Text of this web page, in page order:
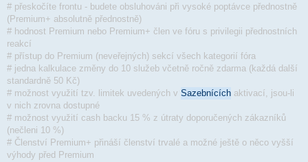
# přeskočíte frontu - budete obsluhováni při vysoké poptávce přednostně
(Premium+ absolutně přednostně)
# hodnost Premium nebo Premium+ člen ve fóru s privilegii přednostních
reakcí
# přístup do Premium (neveřejných) sekcí všech kategorií fóra
# jedna kalkulace změny do 10 služeb včetně ročně zdarma (každá další
standardně 50 Kč)
# možnost využití tzv. limitek uvedených v Sazebnících aktivací, jsou-li
v nich zrovna dostupné
# možnost využití cash backu 15 % z útraty doporučených zákazníků
(nečleni 10 %)
# Členství Premium+ přináší členství trvalé a možné ještě o něco vyšší
výhody před Premium